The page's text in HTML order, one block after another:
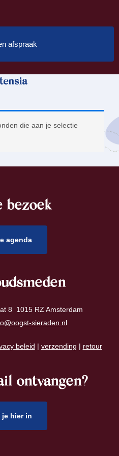
afspraak
die aan je selectie
bezoek
agenda
8 1015 RZ Amsterdam
sieraden.nl
beleid | verzending | retour
ontvangen?
je hier in